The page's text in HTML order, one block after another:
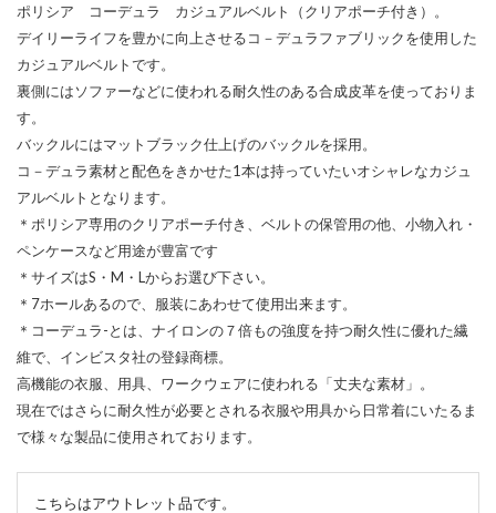
ポリシア コーデュラ カジュアルベルト（クリアポーチ付き）。
デイリーライフを豊かに向上させるコ－デュラファブリックを使用した
カジュアルベルトです。
裏側にはソファーなどに使われる耐久性のある合成皮革を使っておりま
す。
バックルにはマットブラック仕上げのバックルを採用。
コ－デュラ素材と配色をきかせた1本は持っていたいオシャレなカジュ
アルベルトとなります。
＊ポリシア専用のクリアポーチ付き、ベルトの保管用の他、小物入れ・
ペンケースなど用途が豊富です
＊サイズはS・M・Lからお選び下さい。
＊7ホールあるので、服装にあわせて使用出来ます。
＊コーデュラ-とは、ナイロンの７倍もの強度を持つ耐久性に優れた繊
維で、インビスタ社の登録商標。
高機能の衣服、用具、ワークウェアに使われる「丈夫な素材」。
現在ではさらに耐久性が必要とされる衣服や用具から日常着にいたるま
で様々な製品に使用されております。
こちらはアウトレット品です。